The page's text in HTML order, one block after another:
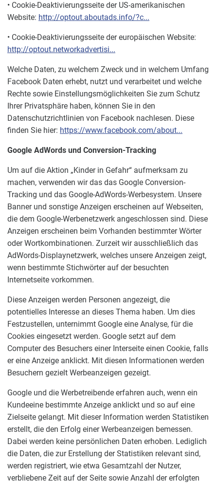
• Cookie-Deaktivierungsseite der US-amerikanischen
Website: http://optout.aboutads.info/?c...
• Cookie-Deaktivierungsseite der europäischen Website:
http://optout.networkadvertisi...
Welche Daten, zu welchem Zweck und in welchem Umfang
Facebook Daten erhebt, nutzt und verarbeitet und welche
Rechte sowie Einstellungsmöglichkeiten Sie zum Schutz
Ihrer Privatsphäre haben, können Sie in den
Datenschutzrichtlinien von Facebook nachlesen. Diese
finden Sie hier: https://www.facebook.com/about...
Google AdWords und Conversion-Tracking
Um auf die Aktion „Kinder in Gefahr“ aufmerksam zu
machen, verwenden wir das das Google Conversion-
Tracking und das Google-AdWords-Werbesystem. Unsere
Banner und sonstige Anzeigen erscheinen auf Webseiten,
die dem Google-Werbenetzwerk angeschlossen sind. Diese
Anzeigen erscheinen beim Vorhanden bestimmter Wörter
oder Wortkombinationen. Zurzeit wir ausschließlich das
AdWords-Displaynetzwerk, welches unsere Anzeigen zeigt,
wenn bestimmte Stichwörter auf der besuchten
Internetseite vorkommen.
Diese Anzeigen werden Personen angezeigt, die
potentielles Interesse an dieses Thema haben. Um dies
Festzustellen, unternimmt Google eine Analyse, für die
Cookies eingesetzt werden. Google setzt auf dem
Computer des Besuchers einer Interseite einen Cookie, falls
er eine Anzeige anklickt. Mit diesen Informationen werden
Besuchern gezielt Werbeanzeigen gezeigt.
Google und die Werbetreibende erfahren auch, wenn ein
Kundeeine bestimmte Anzeige anklickt und so auf eine
Zielseite gelangt. Mit dieser Information werden Statistiken
erstellt, die den Erfolg einer Werbeanzeigen bemessen.
Dabei werden keine persönlichen Daten erhoben. Lediglich
die Daten, die zur Erstellung der Statistiken relevant sind,
werden registriert, wie etwa Gesamtzahl der Nutzer,
verbliebene Zeit auf der Seite sowie Anzahl der erfolgten